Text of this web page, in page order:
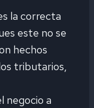
la correcta
este no se
hechos
tributarios,
negocio a